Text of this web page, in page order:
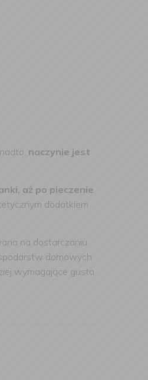
naczynie jest
aż po pieczenie
dodatkiem
na dostarczaniu
domowych.
wymagające gusta